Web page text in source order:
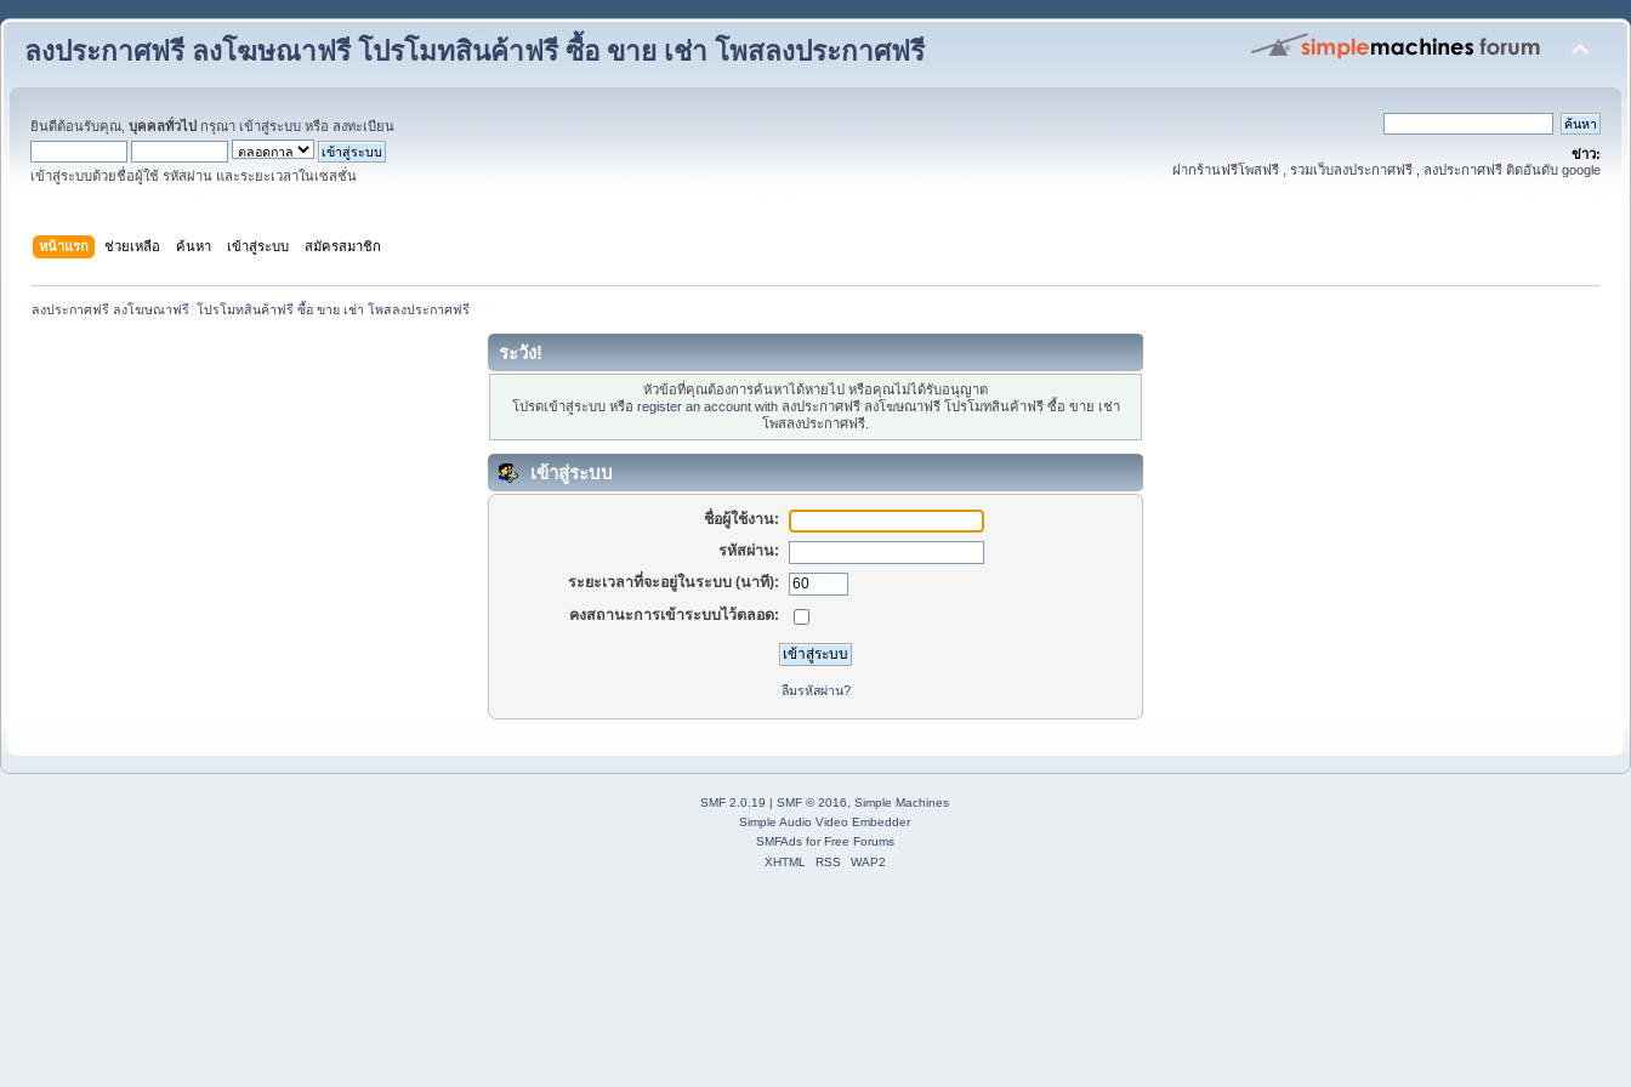
ลงประกาศฟรี ลงโฆษณาฟรี โปรโมทสินค้าฟรี ซื้อ ขาย เช่า โพสลงประกาศฟรี
ยินดีต้อนรับคุณ, บุคคลทั่วไป กรุณา เข้าสู่ระบบ หรือ ลงทะเบียน
เข้าสู่ระบบด้วยชื่อผู้ใช้ รหัสผ่าน และระยะเวลาในเซสชั่น
ข่าว:
ฝากร้านฟรีโพสฟรี , รวมเว็บลงประกาศฟรี , ลงประกาศฟรี ติดอันดับ google
หน้าแรก ช่วยเหลือ ค้นหา เข้าสู่ระบบ สมัครสมาชิก
ลงประกาศฟรี ลงโฆษณาฟรี  โปรโมทสินค้าฟรี ซื้อ ขาย เช่า โพสลงประกาศฟรี
ระวัง!
หัวข้อที่คุณต้องการค้นหาได้หายไป หรือคุณไม่ได้รับอนุญาต
โปรดเข้าสู่ระบบ หรือ register an accountwith ลงประกาศฟรี ลงโฆษณาฟรี โปรโมทสินค้าฟรี ซื้อ ขาย เช่า
โพสลงประกาศฟรี.
เข้าสู่ระบบ
ชื่อผู้ใช้งาน:
รหัสผ่าน:
ระยะเวลาที่จะอยู่ในระบบ (นาที):
คงสถานะการเข้าระบบไว้ตลอด:
ลืมรหัสผ่าน?
SMF 2.0.19 | SMF © 2016
Simple Machines
Simple Audio Video Embedder
SMFAdsforFree Forums
XHTML
RSS WAP2